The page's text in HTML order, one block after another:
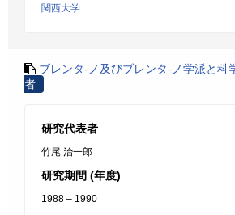
関西大学
ブレンタ-ノ及びブレンタ-ノ学派と科
者
研究代表者
竹尾 治一郎
研究期間 (年度)
1988 – 1990